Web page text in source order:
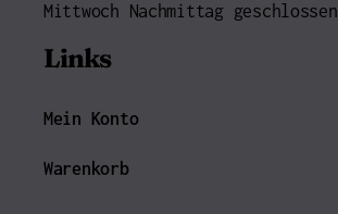
Mittwoch Nachmittag geschlossen
Links
Mein Konto
Warenkorb